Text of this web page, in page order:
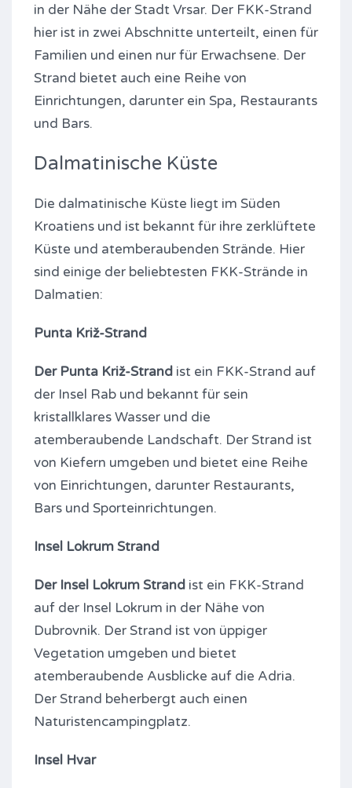
in der Nähe der Stadt Vrsar. Der FKK-Strand
hier ist in zwei Abschnitte unterteilt, einen für
Familien und einen nur für Erwachsene. Der
Strand bietet auch eine Reihe von
Einrichtungen, darunter ein Spa, Restaurants
und Bars.
Dalmatinische Küste
Die dalmatinische Küste liegt im Süden
Kroatiens und ist bekannt für ihre zerklüftete
Küste und atemberaubenden Strände. Hier
sind einige der beliebtesten FKK-Strände in
Dalmatien:
Punta Križ-Strand
Der Punta Križ-Strand ist ein FKK-Strand auf
der Insel Rab und bekannt für sein
kristallklares Wasser und die
atemberaubende Landschaft. Der Strand ist
von Kiefern umgeben und bietet eine Reihe
von Einrichtungen, darunter Restaurants,
Bars und Sporteinrichtungen.
Insel Lokrum Strand
Der Insel Lokrum Strand ist ein FKK-Strand
auf der Insel Lokrum in der Nähe von
Dubrovnik. Der Strand ist von üppiger
Vegetation umgeben und bietet
atemberaubende Ausblicke auf die Adria.
Der Strand beherbergt auch einen
Naturistencampingplatz.
Insel Hvar